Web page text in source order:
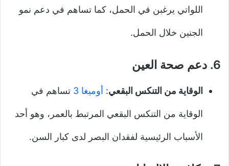
اللواتي يرغبن في الحمل، كما تساهم في دعم نمو
الجنين خلال الحمل.
6. دعم صحة العين
الوقاية من التنكس البقعي: أوميغا 3 تساهم في
الوقاية من التنكس البقعي المرتبط بالعمر، وهو أحد
الأسباب الرئيسية لفقدان البصر لدى كبار السن.